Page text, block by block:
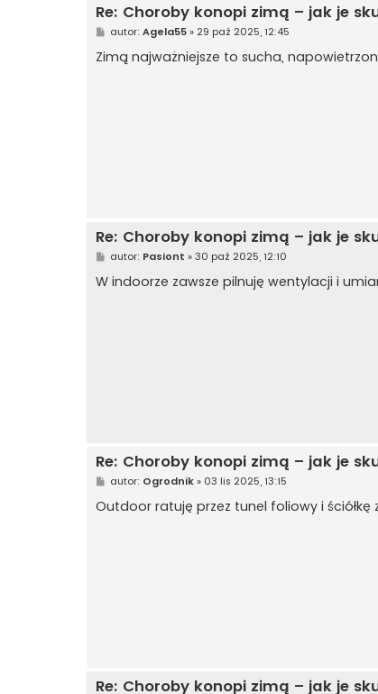
Re: Choroby konopi zimą – jak je
P
s
t
autor: Agela55» 29 paź 2025, 12:45
Zimą najważniejsze to sucha,
Re: Choroby konopi zimą – jak je
P
s
autor: Pasiont »30 paź 2025, 12:10
W indoorze zawsze pilnuję wentylacji i
Re: Choroby konopi zimą – jak je
P
s
t
autor: Ogrodnik» 03 lis 2025, 13:15
Outdoor ratuję przez tunel foliowy i ściółkę
Re: Choroby konopi zimą – jak je